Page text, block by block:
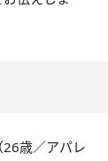
26歳／アパレ